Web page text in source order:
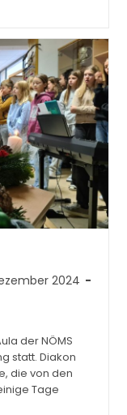
2024
der NÖMS
statt. Diakon
die von den
Tage